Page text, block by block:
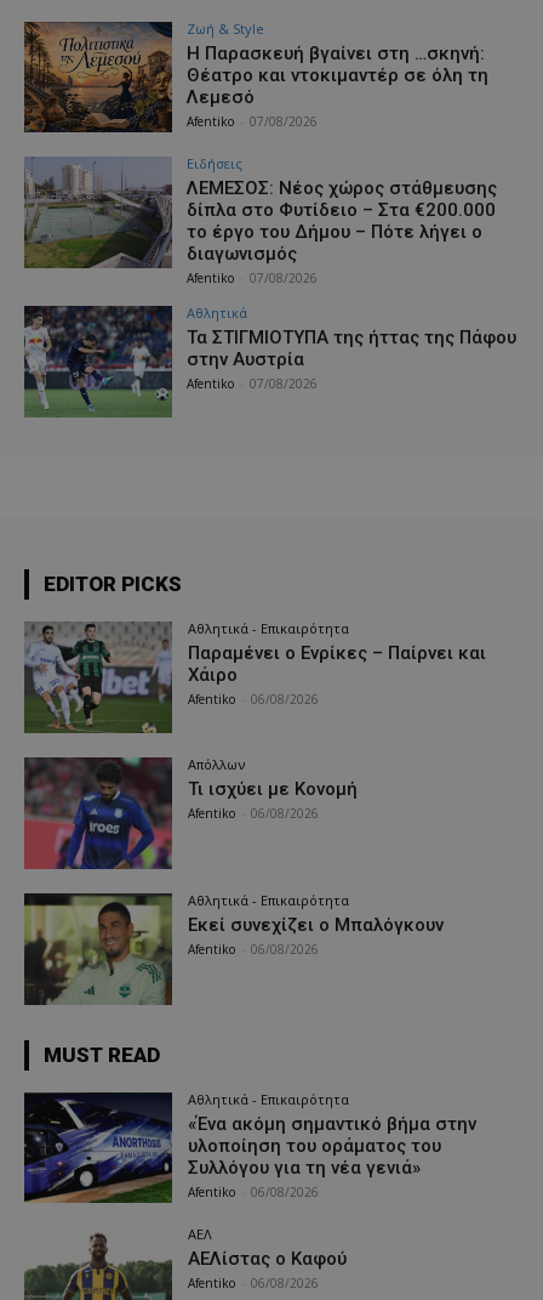
Ζωή & Style
Η Παρασκευή βγαίνει στη …σκηνή:
Θέατρο και ντοκιμαντέρ σε όλη τη
Λεμεσό
Afentiko 07/08/2026
Ειδήσεις
ΛΕΜΕΣΟΣ: Νέος χώρος στάθμευσης
δίπλα στο Φυτίδειο – Στα €200.000
το έργο του Δήμου – Πότε λήγει ο
διαγωνισμός
Afentiko 07/08/2026
Αθλητικά
Τα ΣΤΙΓΜΙΟΤΥΠΑ της ήττας της Πάφου
στην Αυστρία
Afentiko 07/08/2026
EDITOR PICKS
Αθλητικά - Επικαιρότητα
Παραμένει ο Ενρίκες – Παίρνει και
Χάιρο
Afentiko 06/08/2026
Απόλλων
Τι ισχύει με Κονομή
Afentiko 06/08/2026
Αθλητικά - Επικαιρότητα
Εκεί συνεχίζει ο Μπαλόγκουν
Afentiko 06/08/2026
MUST READ
Αθλητικά - Επικαιρότητα
«Ένα ακόμη σημαντικό βήμα στην
υλοποίηση του οράματος του
Συλλόγου για τη νέα γενιά»
Afentiko 06/08/2026
ΑΕΛ
ΑΕΛίστας ο Καφού
Afentiko 06/08/2026